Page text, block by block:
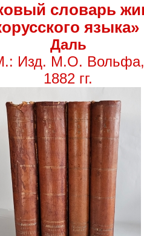
словарь
языка»
Даль
Изд. М.О. Вольфа,
1882 гг.